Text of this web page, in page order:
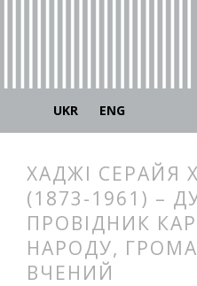
UKR ENG
ХАДЖІ
(1873-1961) –
ПРОВІДНИК
НАРОДУ,
ВЧЕНИЙ